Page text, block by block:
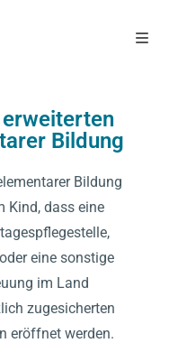
Bildung
Bildung
Kind, dass eine
eine sonstige
im Land
zugesicherten
eröffnet werden.